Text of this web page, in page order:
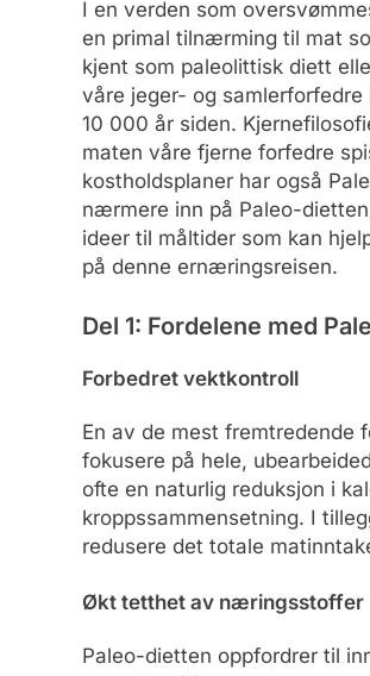
I en verden som
en primal tilnærming til mat
kjent som paleolittisk diett
våre jeger- og
10 000 år siden.
maten våre fjerne forfedre
kostholdsplaner har også
nærmere inn på Paleo-
ideer til måltider som kan
på denne ernæringsreisen.
Del 1: Fordelene med
Forbedret vektkontroll
En av de mest fremtredende
fokusere på hele,
ofte en naturlig reduksjon i
kroppssammensetning. I
redusere det totale
Økt tetthet av næringsstoffer
Paleo-dietten oppfordrer til